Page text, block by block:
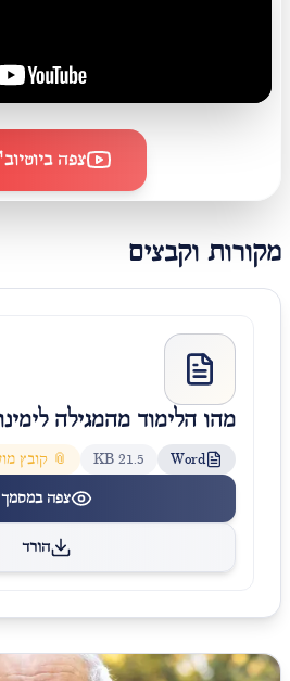
צפה ביוטיוב
מקורות וקבצים
מהו הלימוד מהמגילה לימינו
Word
21.5 KB 📎 קובץ
צפה במסמך
הורד